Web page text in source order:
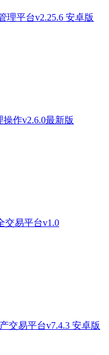
理平台v2.25.6 安卓版
作v2.6.0最新版
交易平台v1.0
交易平台v7.4.3 安卓版